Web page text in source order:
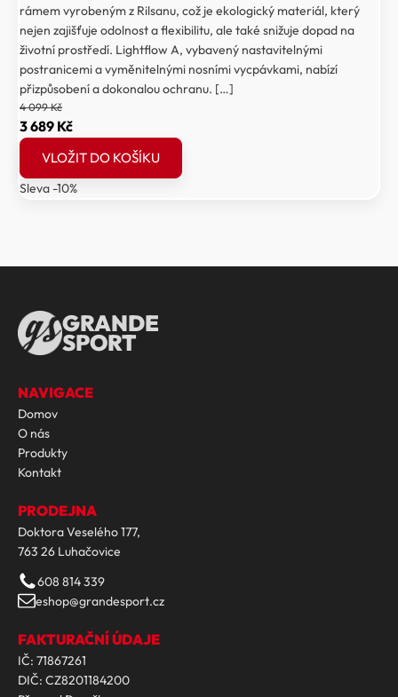
rámem vyrobeným z Rilsanu, což je ekologický materiál, který
nejen zajišťuje odolnost a flexibilitu, ale také snižuje dopad na
životní prostředí. Lightflow A, vybavený nastavitelnými
postranicemi a vyměnitelnými nosními vycpávkami, nabízí
přizpůsobení a dokonalou ochranu. […]
4 099Kč
Původní
cena
byla:
4
3 689 KčAktuální
cena
3
VLOŽIT DO KOŠÍKU
Sleva -10%
GRANDE
SPORT
NAVIGACE
Domov
O nás
Produkty
Kontakt
PRODEJNA
Doktora Veselého 177,
763 26 Luhačovice
608 814 339
eshop@grandesport.cz
FAKTURAČNÍ ÚDAJE
IČ: 71867261
DIČ: CZ8201184200